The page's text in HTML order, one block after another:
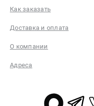
Как заказать
Доставка и оплата
О компании
Адреса